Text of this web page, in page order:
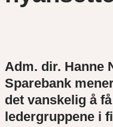
Adm. dir. Hanne
Sparebank
det vanskelig å
ledergruppene i